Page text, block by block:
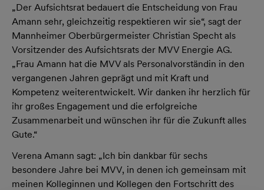
„Der Aufsichtsrat bedauert die Entscheidung von Frau
Amann sehr, gleichzeitig respektieren wir sie“, sagt der
Mannheimer Oberbürgermeister Christian Specht als
Vorsitzender des Aufsichtsrats der MVV Energie AG.
„Frau Amann hat die MVV als Personalvorständin in den
vergangenen Jahren geprägt und mit Kraft und
Kompetenz weiterentwickelt. Wir danken ihr herzlich für
ihr großes Engagement und die erfolgreiche
Zusammenarbeit und wünschen ihr für die Zukunft alles
Gute.“
Verena Amann sagt: „Ich bin dankbar für sechs
besondere Jahre bei MVV, in denen ich gemeinsam mit
meinen Kolleginnen und Kollegen den Fortschritt des